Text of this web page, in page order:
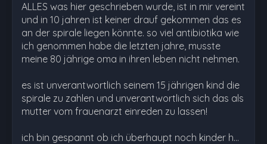
ALLES was hier geschrieben wurde, ist in mir vereint
und in 10 jahren ist keiner drauf gekommen das es
an der spirale liegen könnte. so viel antibiotika wie
ich genommen habe die letzten jahre, musste
meine 80 jährige oma in ihren leben nicht nehmen.
es ist unverantwortlich seinem 15 jährigen kind die
spirale zu zahlen und unverantwortlich sich das als
mutter vom frauenarzt einreden zu lassen!
ich bin gespannt ob ich überhaupt noch kinder h…